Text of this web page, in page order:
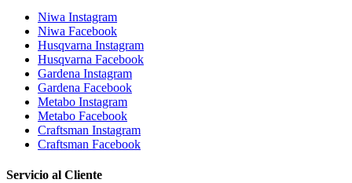
Niwa Instagram
Niwa Facebook
Husqvarna Instagram
Husqvarna Facebook
Gardena Instagram
Gardena Facebook
Metabo Instagram
Metabo Facebook
Craftsman Instagram
Craftsman Facebook
Servicio al Cliente